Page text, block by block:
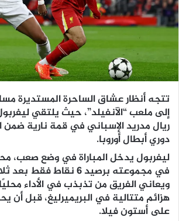
تتجه أنظار عشاق الساحرة المستديرة مساء
إلى ملعب “الآنفيلد”، حيث يلتقي
ريال مدريد الإسباني في قمة نارية ضمن
دوري أبطال أوروبا.
ليفربول يدخل المباراة في وضع صعب،
في مجموعته برصيد 6 نقاط
ويعاني الفريق من تذبذب في الأداء
هزائم متتالية في البريميرليغ، قبل أن
على أستون فيلا.